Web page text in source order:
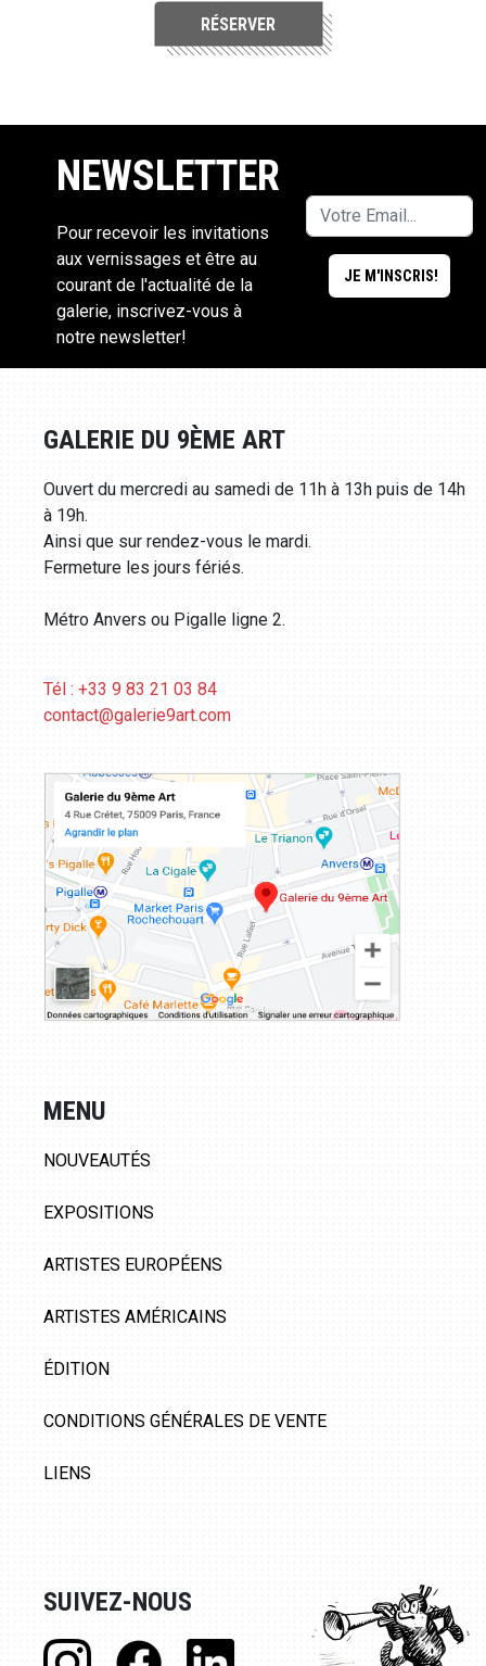
RÉSERVER
NEWSLETTER
Pour recevoir les invitations
aux vernissages et être au
courant de l'actualité de la
galerie, inscrivez-vous à
notre newsletter!
GALERIE DU 9ÈME ART
Ouvert du mercredi au samedi de 11h à 13h puis de 14h
à 19h.
Ainsi que sur rendez-vous le mardi.
Fermeture les jours fériés.
Métro Anvers ou Pigalle ligne 2.
Tél : +33 9 83 21 03 84
contact@galerie9art.com
MENU
NOUVEAUTÉS
EXPOSITIONS
ARTISTES EUROPÉENS
ARTISTES AMÉRICAINS
ÉDITION
CONDITIONS GÉNÉRALES DE VENTE
LIENS
SUIVEZ-NOUS